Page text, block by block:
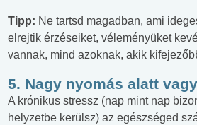
Tipp: Ne tartsd magadban, ami
elrejtik érzéseiket, véleményüket
vannak, mind azoknak, akik
5. Nagy nyomás alatt vagy
A krónikus stressz (nap mint nap
helyzetbe kerülsz) az egészséged